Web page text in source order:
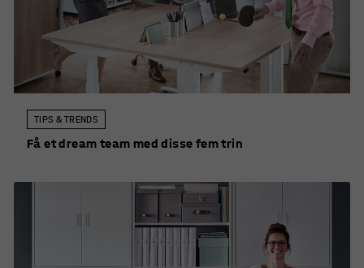
TIPS & TRENDS
Få et dream team med disse fem trin